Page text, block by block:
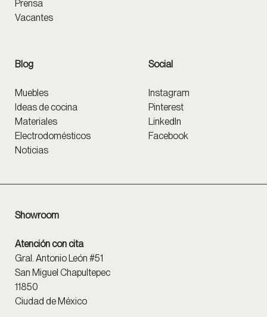
Prensa
Vacantes
Blog
Muebles
Ideas de cocina
Materiales
Electrodomésticos
Noticias
Social
Instagram
Pinterest
LinkedIn
Facebook
Showroom
Atención con cita
Gral. Antonio León #51
San Miguel Chapultepec
11850
Ciudad de México